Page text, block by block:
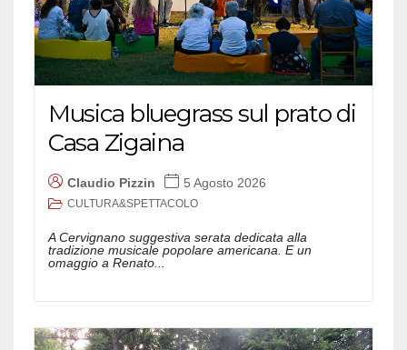
Musica bluegrass sul prato di
Casa Zigaina
Claudio Pizzin 5 Agosto 2026
CULTURA&SPETTACOLO
A Cervignano suggestiva serata dedicata alla
tradizione musicale popolare americana. E un
omaggio a Renato...